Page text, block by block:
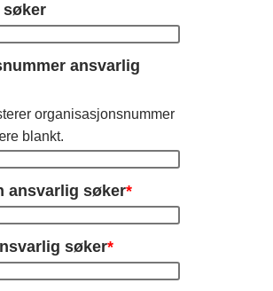
ansvarlig
organisasjonsnummer
blankt.
ansvarlig søker*
søker*